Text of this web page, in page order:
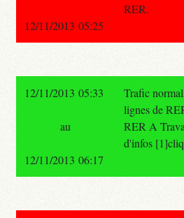
RER.
12/11/2013 05:25
12/11/2013 05:33
Trafic
lignes de
RER A
d'infos
au
12/11/2013 06:17